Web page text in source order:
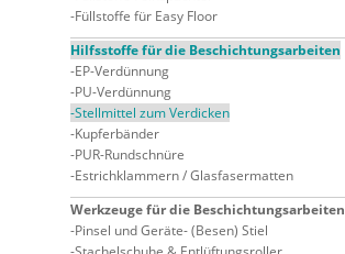
Füllstoffe für Easy Floor
Hilfsstoffe für die Beschichtungsarbeiten
EP-Verdünnung
PU-Verdünnung
Stellmittel zum Verdicken
Kupferbänder
PUR-Rundschnüre
Estrichklammern / Glasfasermatten
Werkzeuge für die Beschichtungsarbeiten
Pinsel und Geräte- (Besen) Stiel